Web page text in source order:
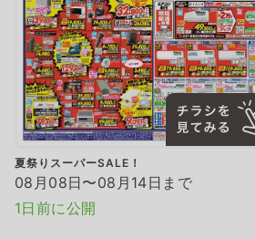
夏祭りスーパーSALE！
08月08日〜08月14日まで
1日前に公開